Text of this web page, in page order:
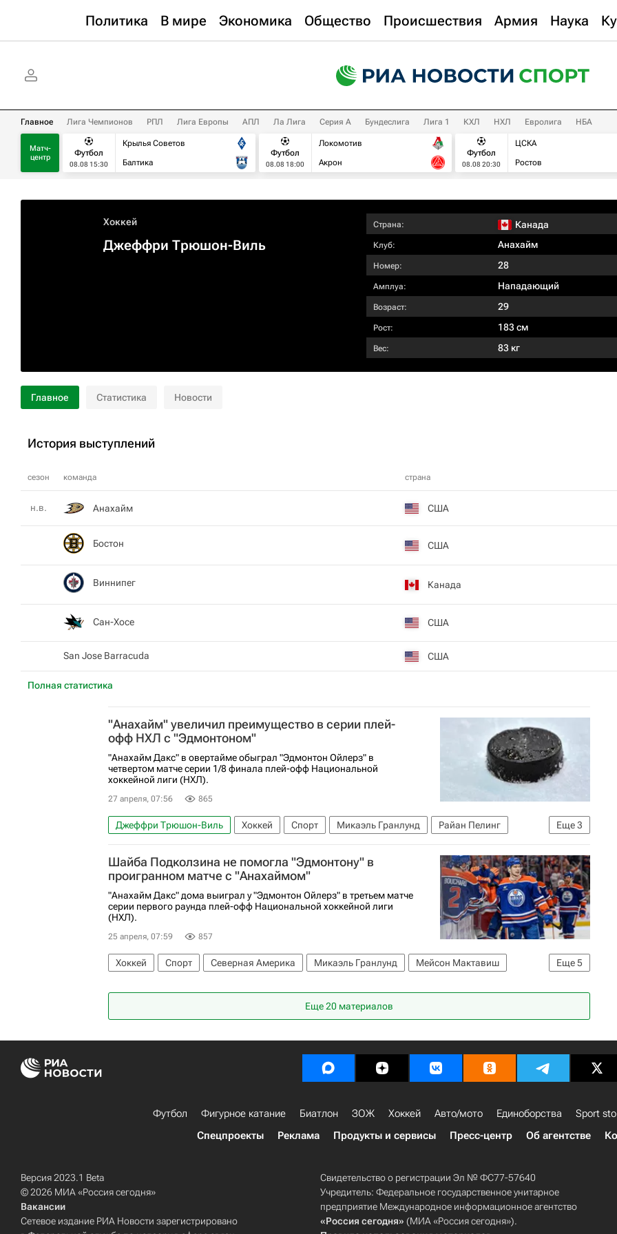
Политика В мире Экономика Общество Происшествия Армия Наука
Главное Лига Чемпионов РПЛ Лига Европы АПЛ Ла Лига Серия А Бундеслига Лига 1 КХЛ НХЛ Евролига НБА
Матч-
центр
Футбол
08.08 15:30
Крылья Советов
Балтика
Футбол
08.08 18:00
Локомотив
Акрон
Футбол
08.08 20:30
ЦСКА
Ростов
Хоккей
Джеффри Трюшон-Виль
Страна: Канада
Клуб: Анахайм
Номер: 28
Амплуа: Нападающий
Возраст: 29
Рост: 183 см
Вес: 83 кг
Главное Статистика Новости
История выступлений
сезон команда страна
Полная статистика
н.в. Анахайм США
Бостон США
Виннипег Канада
Сан-Хосе США
San Jose Barracuda США
"Анахайм" увеличил преимущество в серии плей-
офф НХЛ с "Эдмонтоном"
"Анахайм Дакс" в овертайме обыграл "Эдмонтон Ойлерз" в
четвертом матче серии 1/8 финала плей-офф Национальной
хоккейной лиги (НХЛ).
27 апреля, 07:56 865
Еще3
Джеффри Трюшон-Виль Хоккей Спорт Микаэль Гранлунд
Райан Пелинг
Анахайм Дакс
Эдмонтон Ойлерз Национальная хоккейная лига (НХЛ)
Шайба Подколзина не помогла "Эдмонтону" в
проигранном матче с "Анахаймом"
"Анахайм Дакс" дома выиграл у "Эдмонтон Ойлерз" в третьем матче
серии первого раунда плей-офф Национальной хоккейной лиги
(НХЛ).
25 апреля, 07:59 857
Еще5
Хоккей Спорт Северная Америка Микаэль Гранлунд
Мейсон Мактавиш
Еще 20 материалов
Футбол Фигурное катание Биатлон ЗОЖ Хоккей Авто/мото Единоборства
Sport
Спецпроекты
Реклама Продукты и сервисы Пресс-центр Об агентстве
Версия 2023.1 Beta
© 2026 МИА «Россия сегодня»
Вакансии
Сетевое издание РИА Новости зарегистрировано
Свидетельство о регистрации Эл № ФС77-57640
Учредитель: Федеральное государственное унитарное
предприятие Международное информационное агентство
«Россия сегодня» (МИА «Россия сегодня»).